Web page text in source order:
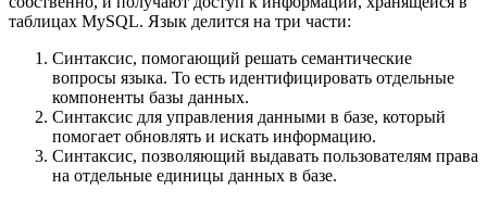
таблицах MySQL. Язык делится на три части:
Синтаксис, помогающий решать семантические
вопросы языка. То есть идентифицировать отдельные
компоненты базы данных.
Синтаксис для управления данными в базе, который
помогает обновлять и искать информацию.
Синтаксис, позволяющий выдавать пользователям права
на отдельные единицы данных в базе.